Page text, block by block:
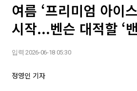
여름 ‘프리미엄 아이
시작...벤슨 대적할 ‘
입력 2026-06-18 05:30
정영인 기자